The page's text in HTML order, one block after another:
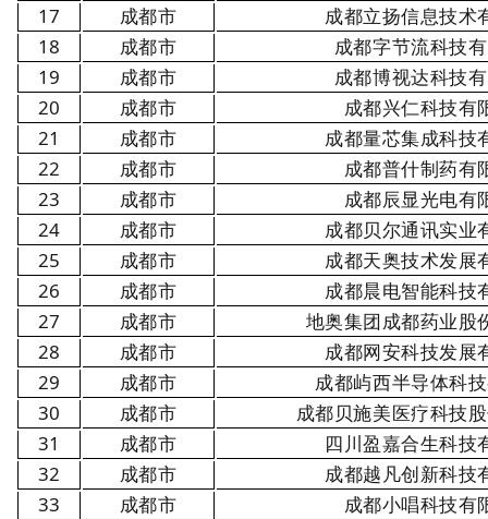
17 成都市 成都立扬信息技术
18 成都市 成都字节流科技
19 成都市 成都博视达科技
20 成都市 成都兴仁科技有
21 成都市 成都量芯集成科技
22 成都市 成都普什制药有
23 成都市 成都辰显光电有
24 成都市 成都贝尔通讯实业
25 成都市 成都天奥技术发展
26 成都市 成都晨电智能科技
27 成都市 地奥集团成都药业股
28 成都市 成都网安科技发展
29 成都市 成都屿西半导体科
30 成都市 成都贝施美医疗科技
31 成都市 四川盈嘉合生科技
32 成都市 成都越凡创新科技
33 成都市 成都小唱科技有